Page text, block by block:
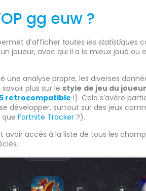
gg euw ?
d’afficher toutes les statistiques
joueur, avec qui il a le mieux joué ou
une analyse propre, les diverses
plus sur le style de jeu du
retrocompatible !). Cela s’avère
développer, surtout sur des jeux
queFortnite Tracker ?).
avoir accès à la liste de tous les